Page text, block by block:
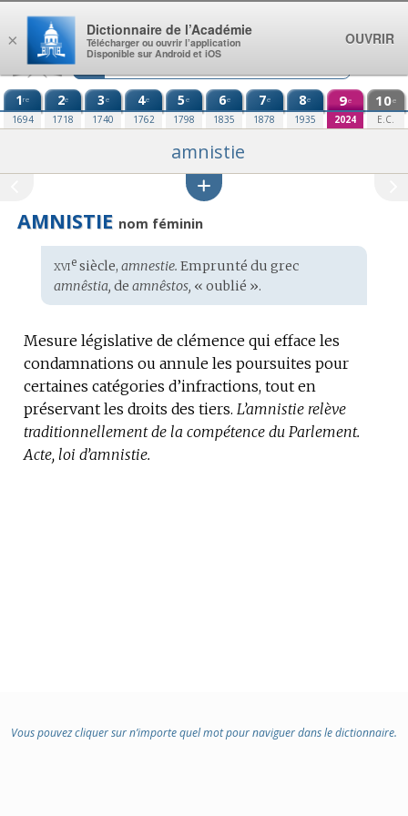
Aller au contenu
1re
1694
2e
1718
3e
1740
4e
1762
5e
1798
6e
1835
7e
1878
8e
1935
9e
2024
10e
E.C.
amnistie
AMNISTIE nom féminin
Étymologie
:
xviesiècle, amnestie. Emprunté du grec
amnêstia, de amnêstos, « oublié ».
Mesure législative de clémence qui efface les
condamnations ou annule les poursuites pour
certaines catégories d’infractions, tout en
préservant les droits des tiers. L’amnistie relève
traditionnellement de la compétence du Parlement.
Acte, loi d’amnistie.
Vous pouvez cliquer sur n’importe quel mot pour naviguer dans le dictionnaire.
×
Dictionnaire de l’Académie
Télécharger ou ouvrir l’application
Disponible sur Android et iOS
OUVRIR